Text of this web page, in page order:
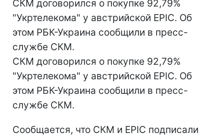
СКМ договорился о покупке 92,79%
"Укртелекома" у австрийской EPIC. Об
этом РБК-Украина сообщили в пресс-
службе СКМ.
СКМ договорился о покупке 92,79%
"Укртелекома" у австрийской EPIC. Об
этом РБК-Украина сообщили в пресс-
службе СКМ.
Сообщается, что СКМ и EPIC подписали